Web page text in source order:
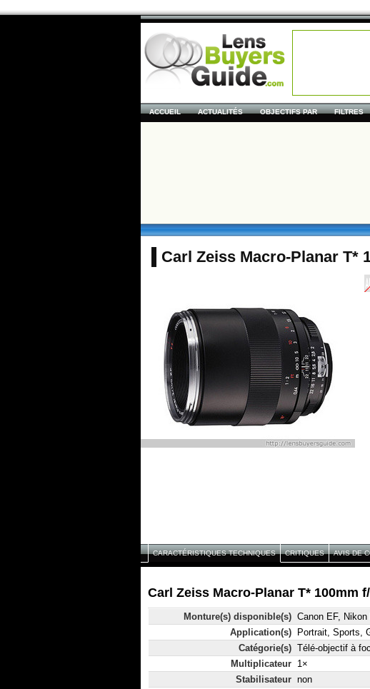
ACCUEIL ACTUALITÉS OBJECTIFS PAR FILTRES
Carl Zeiss Macro-Planar T*
CARACTÉRISTIQUES TECHNIQUES CRITIQUES AVIS DE
Carl Zeiss Macro-Planar T* 100mm
Monture(s) disponible(s) Canon EF,
Application(s)
Portrait, Sports,
Catégorie(s) Télé-objectif à
Multiplicateur 1×
Stabilisateur non